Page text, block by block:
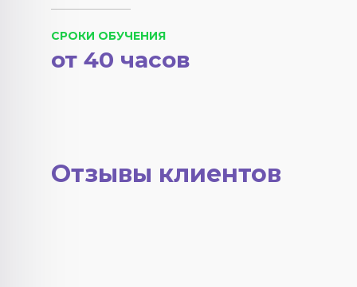
СРОКИ ОБУЧЕНИЯ
от 40 часов
Отзывы клиентов